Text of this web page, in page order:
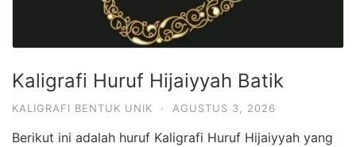
Kaligrafi Huruf Hijaiyyah Batik
KALIGRAFI BENTUK UNIK · AGUSTUS 3, 2026
Berikut ini adalah huruf Kaligrafi Huruf Hijaiyyah yang